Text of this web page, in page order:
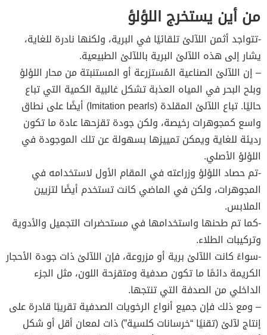
من أين يستخرج اللؤلؤ
-تتواجد أثمن اللآلئ تلقائيًا في البرية، ولكنها نادرة للغاية،
يشار إلى هذه اللآلئ البرية باللآلئ الطبيعية.
– إن اللآلئ الصناعية المُستزرعة أو المستنبتة من محار اللؤلؤ
وبلح البحر في المياه العذبة تشكل غالبية الكمية التي تباع
حاليًا. تباع اللآلئ المقلدة (Imitation pearls) أيضًا على نطاق
واسع كمجوهرات رخيصة، ولكن جودة تقزحها عادة ما تكون
رديئة للغاية ويمكن تمييزها بسهولة عن تلك الموجودة في
اللؤلؤ الأصلي.
-تم حصاد اللؤلؤ وزراعته في المقام الأول لاستخدامه في
المجوهرات، ولكن في الماضي كانت تستخدم أيضًا لتزيين
الملابس.
-كما تم طحنها واستخدامها في مستحضرات التجميل والأدوية
وتركيبات الطلاء.
-سواءً كانت اللآلئ برية أو مزروعة، فإن اللآلئ ذات جودة الأحجار
الكريمة دائمًا ما تكون صدفية ومتقزحة اللون، مثل الجزء
الداخلي من الصدفة التي تنتجها.
– ومع ذلك فإن جميع أنواع الرخويات الصدفية تقريبًا قادرة على
إنتاج لآلئ (تقنيًا “خرسانات كلسية”) ذات لمعان أقل أو شكل